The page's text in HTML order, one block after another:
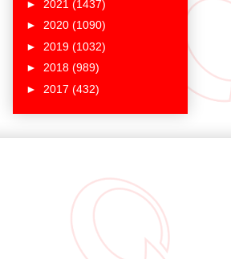
► 2021 (1437)
► 2020 (1090)
► 2019 (1032)
► 2018 (989)
► 2017 (432)